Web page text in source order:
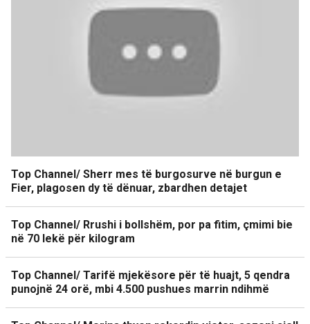
Top Channel/ Sherr mes të burgosurve në burgun e
Fier, plagosen dy të dënuar, zbardhen detajet
Top Channel/ Rrushi i bollshëm, por pa fitim, çmimi bie
në 70 lekë për kilogram
Top Channel/ Tarifë mjekësore për të huajt, 5 qendra
punojnë 24 orë, mbi 4.500 pushues marrin ndihmë